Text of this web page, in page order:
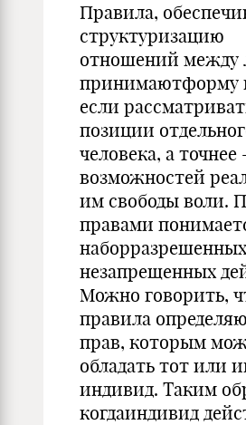
Правила,
структуризацию
отношений между
принимаютформу
если
позиции
человека, а точнее
возможностей
им свободы воли.
правами
незапрещенных
Можно говорить,
правила
прав, которым
обладать тот или
индивид. Таким
когдаиндивид